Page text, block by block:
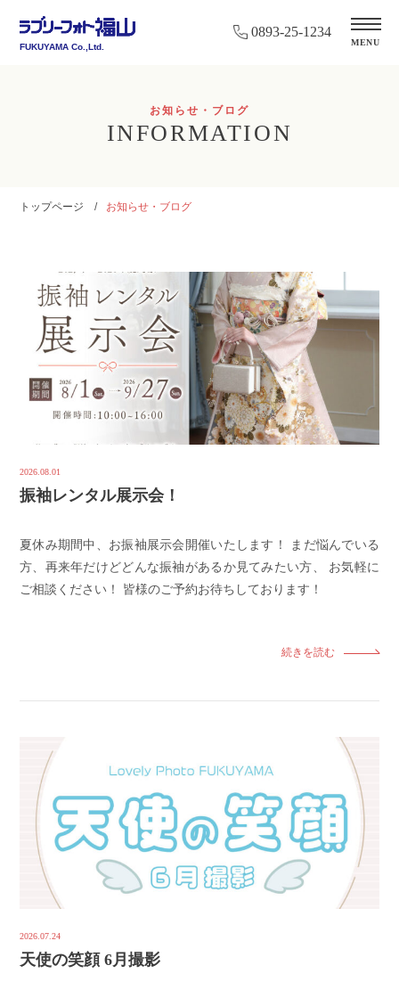
FUKUYAMA Co.,Ltd.
0893-25-1234
MENU
お知らせ・ブログ
INFORMATION
トップページ お知らせ・ブログ
2026.08.01
振袖レンタル展示会！
夏休み期間中、お振袖展示会開催いたします！ まだ悩んでいる
方、再来年だけどどんな振袖があるか見てみたい方、 お気軽に
ご相談ください！ 皆様のご予約お待ちしております！
続きを読む
2026.07.24
天使の笑顔 6月撮影